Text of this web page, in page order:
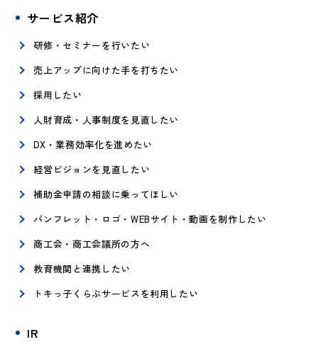
サービス紹介
研修・セミナーを行いたい
売上アップに向けた手を打ちたい
採用したい
人財育成・人事制度を見直したい
DX・業務効率化を進めたい
経営ビジョンを見直したい
補助金申請の相談に乗ってほしい
パンフレット・ロゴ・WEBサイト・動画を制作したい
商工会・商工会議所の方へ
教育機関と連携したい
トキっ子くらぶサービスを利用したい
IR